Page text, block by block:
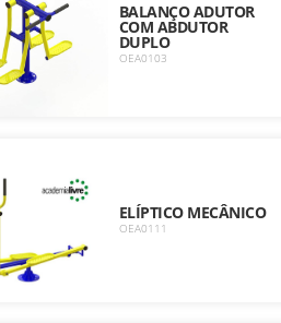
BALANÇO ADUTOR
COM ABDUTOR
DUPLO
OEA0103
ELÍPTICO MECÂNICO
OEA0111